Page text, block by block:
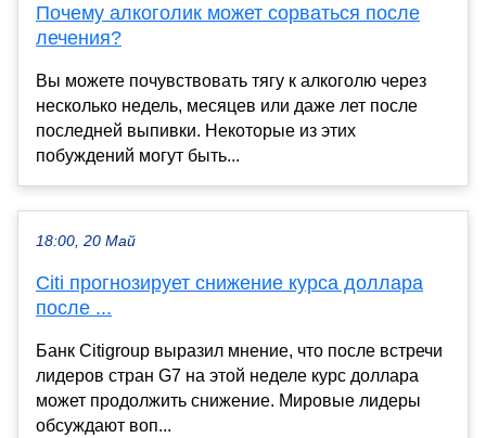
Почему алкоголик может сорваться после
лечения?
Вы можете почувствовать тягу к алкоголю через
несколько недель, месяцев или даже лет после
последней выпивки. Некоторые из этих
побуждений могут быть...
18:00, 20 Май
Citi прогнозирует снижение курса доллара
после ...
Банк Citigroup выразил мнение, что после встречи
лидеров стран G7 на этой неделе курс доллара
может продолжить снижение. Мировые лидеры
обсуждают воп...